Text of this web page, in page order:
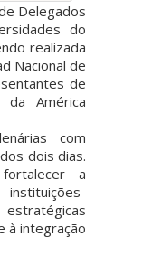
Delegados
do
realizada
Nacional de
de
da América
com
dois dias.
a
à integração